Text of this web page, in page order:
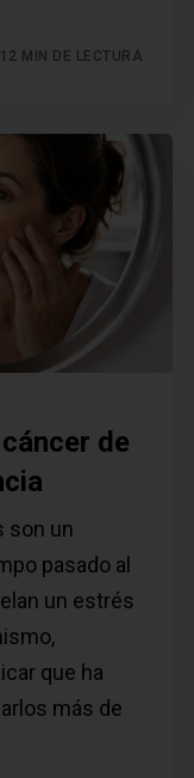
12 MIN DE LECTURA
de
son un
pasado al
un estrés
que ha
más de